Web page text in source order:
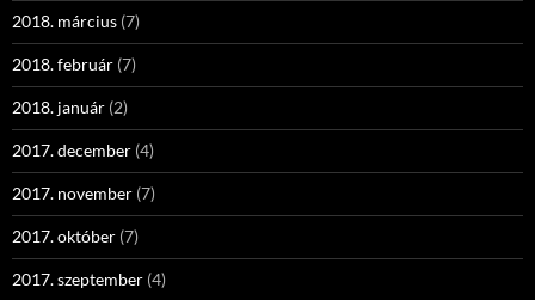
2018. március (7)
2018. február (7)
2018. január (2)
2017. december (4)
2017. november (7)
2017. október (7)
2017. szeptember (4)